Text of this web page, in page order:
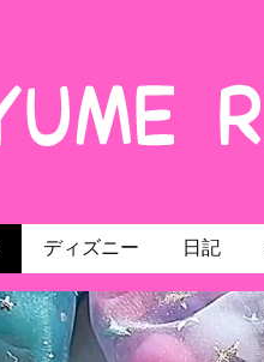
ディズニー 日記